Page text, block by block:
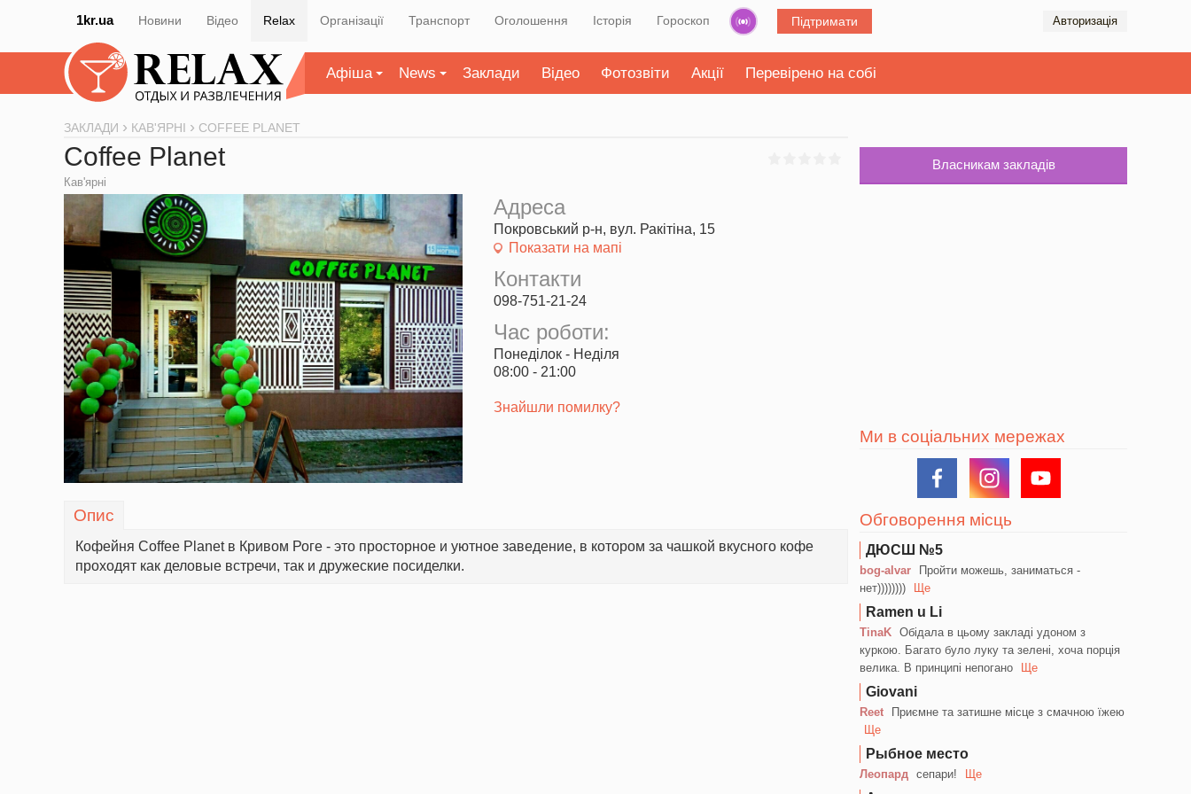
1kr.ua Новини Відео Relax Організації Транспорт Оголошення Історія Гороскоп Підтримати Авторизація
Афіша News Заклади Відео Фотозвіти Акції Перевірено на собі
ЗАКЛАДИ КАВ'ЯРНІ COFFEE PLANET
Coffee Planet
Кав'ярні
Адреса
Покровський р-н, вул. Ракітіна, 15
Показати на мапі
Контакти
098-751-21-24
Час роботи:
Понеділок - Неділя
08:00 - 21:00
Знайшли помилку?
Опис
Кофейня Coffee Planet в Кривом Роге - это просторное и уютное заведение, в котором за чашкой вкусного кофе
проходят как деловые встречи, так и дружеские посиделки.
Власникам закладів
Ми в соціальних мережах
Обговорення місць
ДЮСШ №5
bog-alvar
Пройти можешь, заниматься -
нет))))))))
Ще
Ramen u Li
TinaK Обідала в цьому закладі удоном з
куркою. Багато було луку та зелені, хоча порція
велика. В принципі непогано
Ще
Giovani
Reet
Приємне та затишне місце з смачною їжею
Ще
Рыбное место
Леопард сепари! Ще